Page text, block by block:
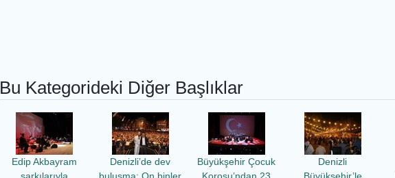
Bu Kategorideki Diğer Başlıklar
Edip Akbayram
Denizli’de dev
Büyükşehir Çocuk
Denizli